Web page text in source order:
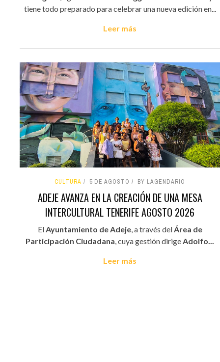
tiene todo preparado para celebrar una nueva edición en...
Leer más
CULTURA 5 DE AGOSTO BY LAGENDARIO
ADEJE AVANZA EN LA CREACIÓN DE UNA MESA
INTERCULTURAL TENERIFE AGOSTO 2026
El Ayuntamiento de Adeje, a través del Área de
Participación Ciudadana , cuya gestión dirige Adolfo...
Leer más